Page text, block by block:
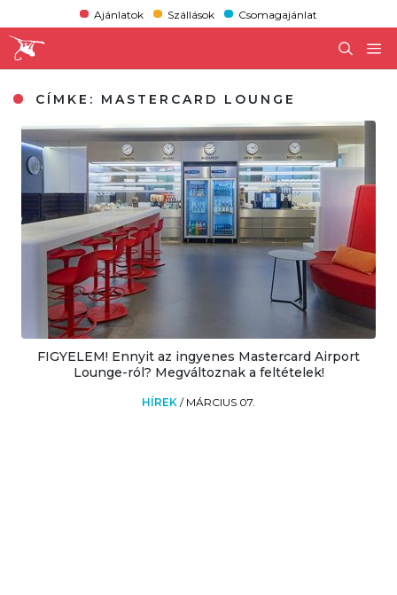
Ajánlatok Szállások Csomagajánlat
CÍMKE: MASTERCARD LOUNGE
FIGYELEM! Ennyit az ingyenes Mastercard Airport
Lounge-ról? Megváltoznak a feltételek!
HÍREK / MÁRCIUS 07.